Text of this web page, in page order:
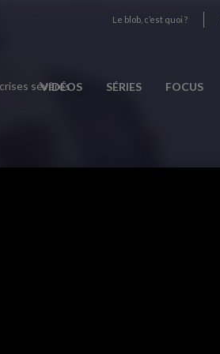
Le blob, c’est quoi ?
VIDÉOS SÉRIES FOCUS
sévères